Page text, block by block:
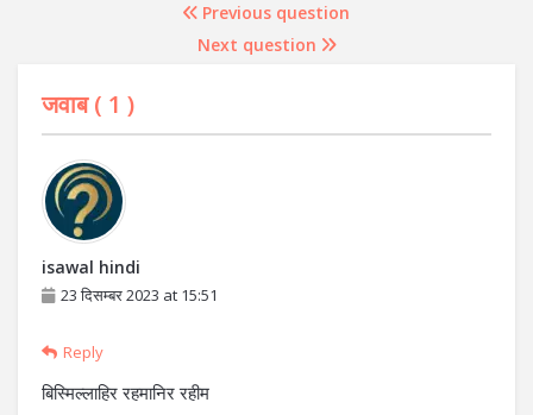
Previous question
Next question
जवाब ( 1 )
isawal hindi
23 दिसम्बर 2023 at 15:51
Reply
बिस्मिल्लाहिर रहमानिर रहीम